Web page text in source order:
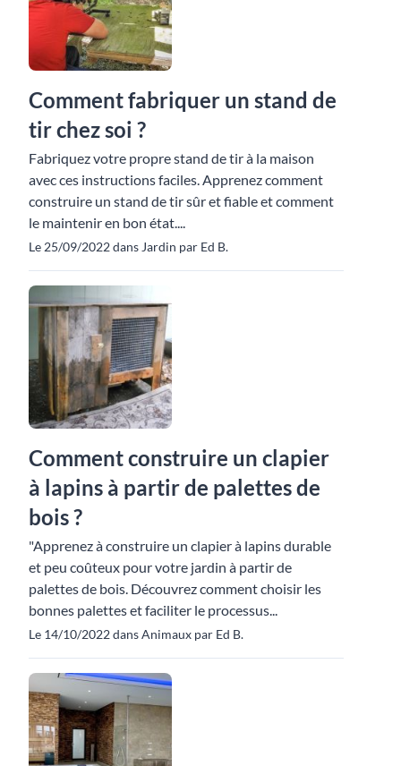
Comment fabriquer un stand de
tir chez soi ?
Fabriquez votre propre stand de tir à la maison
avec ces instructions faciles. Apprenez comment
construire un stand de tir sûr et fiable et comment
le maintenir en bon état....
Le 25/09/2022 dans Jardin par Ed B.
Comment construire un clapier
à lapins à partir de palettes de
bois ?
"Apprenez à construire un clapier à lapins durable
et peu coûteux pour votre jardin à partir de
palettes de bois. Découvrez comment choisir les
bonnes palettes et faciliter le processus...
Le 14/10/2022 dans Animaux par Ed B.